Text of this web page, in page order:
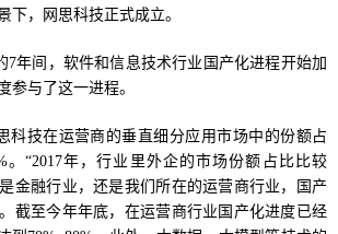
下，网思科技正式成立。
7年间，软件和信息技术行业国产化进程开始加
参与了这一进程。
科技在运营商的垂直细分应用市场中的份额占
。“2017年，行业里外企的市场份额占比比较
金融行业，还是我们所在的运营商行业，国产
截至今年年底，在运营商行业国产化进度已经